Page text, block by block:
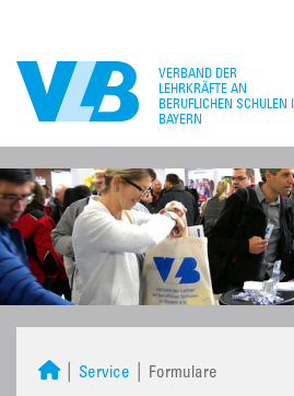
Service Formulare